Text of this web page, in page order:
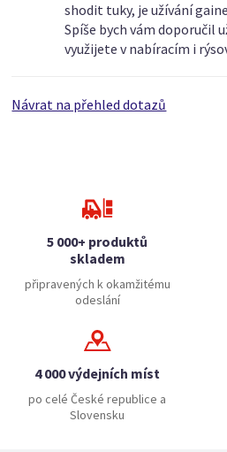
shodit tuky, je užívání
Spíše bych vám doporučil
využijete v nabíracím i
Návrat na přehled dotazů
5 000+ produktů
skladem
připravených k okamžitému
odeslání
4 000 výdejních míst
po celé České republice a
Slovensku